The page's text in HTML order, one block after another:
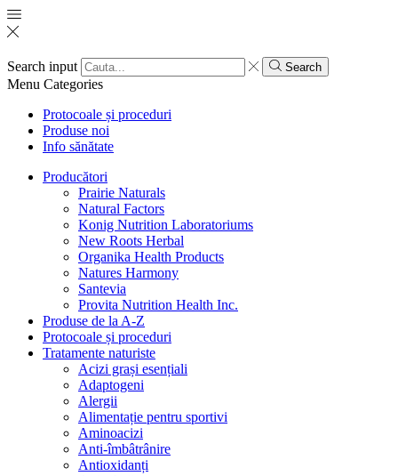
Search input Search
Menu Categories
Protocoale și proceduri
Produse noi
Info sănătate
Producători
Prairie Naturals
Natural Factors
Konig Nutrition Laboratoriums
New Roots Herbal
Organika Health Products
Natures Harmony
Santevia
Provita Nutrition Health Inc.
Produse de la A-Z
Protocoale și proceduri
Tratamente naturiste
Acizi grași esențiali
Adaptogeni
Alergii
Alimentație pentru sportivi
Aminoacizi
Anti-îmbâtrânire
Antioxidanți